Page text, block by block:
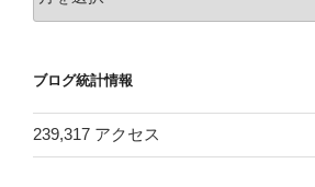
ー
ブ
ブログ統計情報
239,317 アクセス